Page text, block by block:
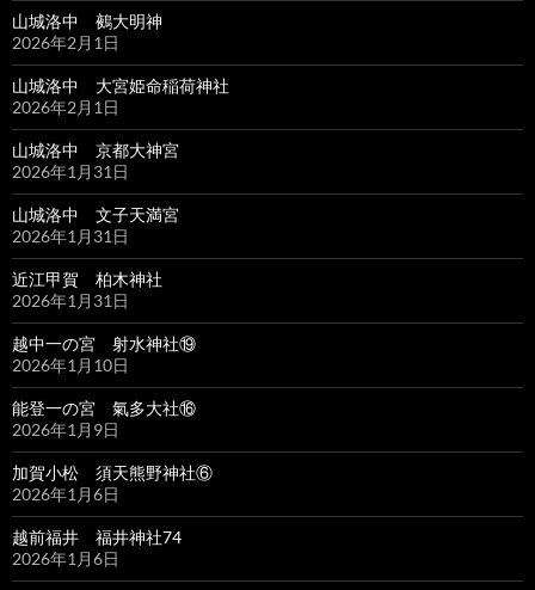
山城洛中 鵺大明神
2026年2月1日
山城洛中 大宮姫命稲荷神社
2026年2月1日
山城洛中 京都大神宮
2026年1月31日
山城洛中 文子天満宮
2026年1月31日
近江甲賀 柏木神社
2026年1月31日
越中一の宮 射水神社⑲
2026年1月10日
能登一の宮 氣多大社⑯
2026年1月9日
加賀小松 須天熊野神社⑥
2026年1月6日
越前福井 福井神社74
2026年1月6日